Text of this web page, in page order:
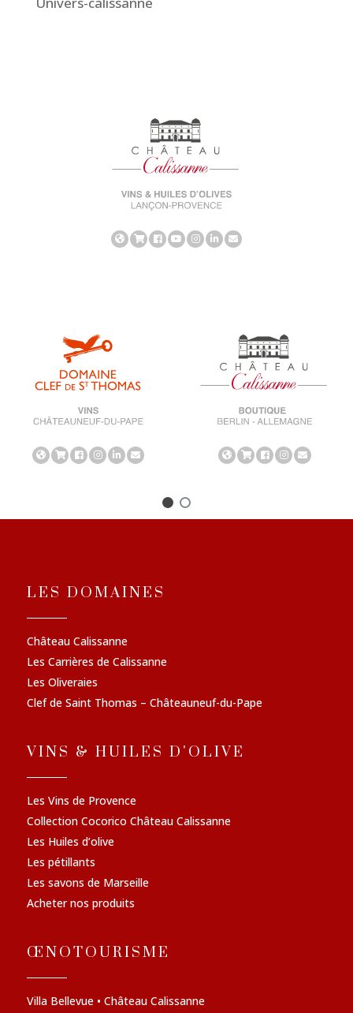
LES DOMAINES
Château Calissanne
Les Carrières de Calissanne
Les Oliveraies
Clef de Saint Thomas – Châteauneuf-du-Pape
VINS & HUILES D'OLIVE
Les Vins de Provence
Collection Cocorico Château Calissanne
Les Huiles d’olive
Les pétillants
Les savons de Marseille
Acheter nos produits
ŒNOTOURISME
Villa Bellevue • Château Calissanne